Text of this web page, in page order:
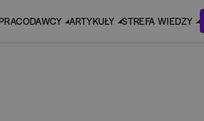
ARTYKUŁY STREFA WIEDZY